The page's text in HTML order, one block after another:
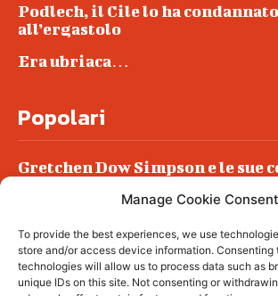
Manage Cookie Consent
To provide the best experiences, we use
store and/or access device information. Consenting
technologies will allow us to process data such as
unique IDs on this site. Not consenting or
Podlech, il Cile lo ha condannato
all’ergastolo
Era ubriaca…
Popolari
Gretchen Dow Simpson e le sue
Podlech, il Cile lo ha condannato
all’ergastolo